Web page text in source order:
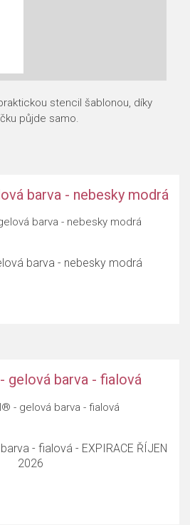
stencil šablonou, díky
půjde samo.
barva - nebesky modrá
barva - nebesky modrá
gelová barva - fialová
- fialová - EXPIRACE ŘÍJEN
2026